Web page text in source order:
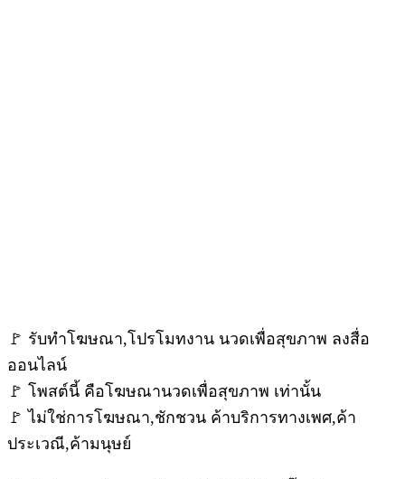
🚩 รับทำโฆษณา,โปรโมทงาน นวดเพื่อสุขภาพ ลงสื่อ
ออนไลน์
🚩 โพสต์นี้ คือโฆษณานวดเพื่อสุขภาพ เท่านั้น
🚩 ไม่ใช่การโฆษณา,ชักชวน ค้าบริการทางเพศ,ค้า
ประเวณี,ค้ามนุษย์